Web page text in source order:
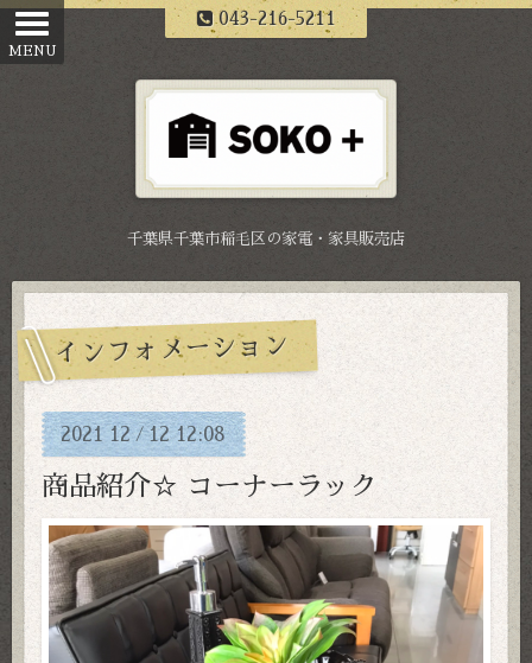
043-216-5211
千葉県千葉市稲毛区の家電・家具販売店
インフォメーション
2021 12 /12 12:08
商品紹介☆ コーナーラック